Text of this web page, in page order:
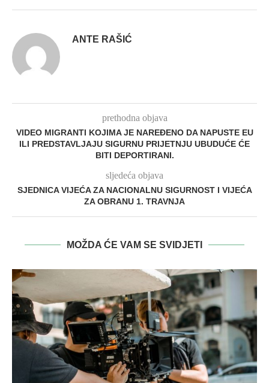
ANTE RAŠIĆ
prethodna objava
VIDEO MIGRANTI KOJIMA JE NAREĐENO DA NAPUSTE EU
ILI PREDSTAVLJAJU SIGURNU PRIJETNJU UBUDUĆE ĆE
BITI DEPORTIRANI.
sljedeća objava
SJEDNICA VIJEĆA ZA NACIONALNU SIGURNOST I VIJEĆA
ZA OBRANU 1. TRAVNJA
MOŽDA ĆE VAM SE SVIDJETI